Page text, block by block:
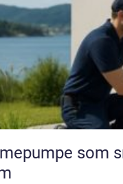
som